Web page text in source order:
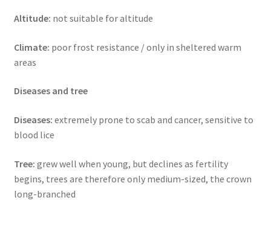
Altitude: not suitable for altitude
Climate: poor frost resistance / only in sheltered warm
areas
Diseases and tree
Diseases: extremely prone to scab and cancer, sensitive to
blood lice
Tree: grew well when young, but declines as fertility
begins, trees are therefore only medium-sized, the crown
long-branched